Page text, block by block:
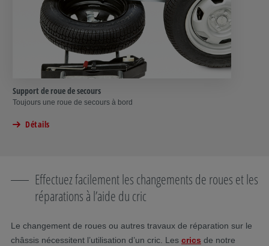
Support de roue de secours
Toujours une roue de secours à bord
Détails
Effectuez facilement les changements de roues et les
réparations à l’aide du cric
Le changement de roues ou autres travaux de réparation sur le
châssis nécessitent l’utilisation d’un cric. Les crics de notre